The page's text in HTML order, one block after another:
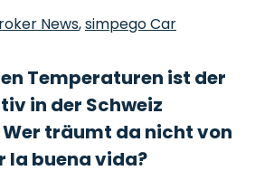
News,simpego Car
Temperaturen ist der
in der Schweiz
träumt da nicht von
la buena vida?